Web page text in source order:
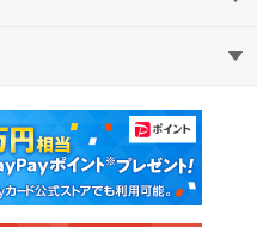
中古マンション
中古一戸建て
教えて！住まいの先生